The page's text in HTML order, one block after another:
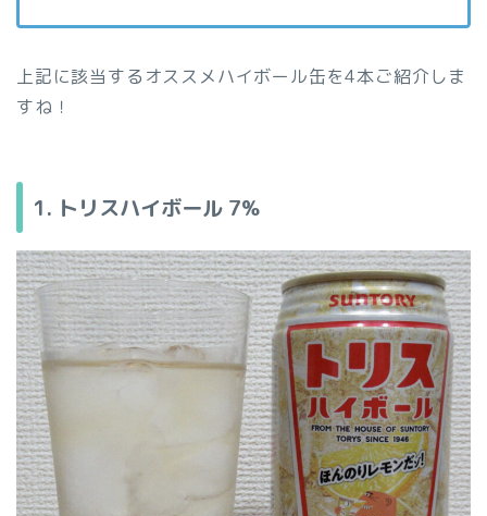
上記に該当するオススメハイボール缶を4本ご紹介しま
すね！
1. トリスハイボール 7%